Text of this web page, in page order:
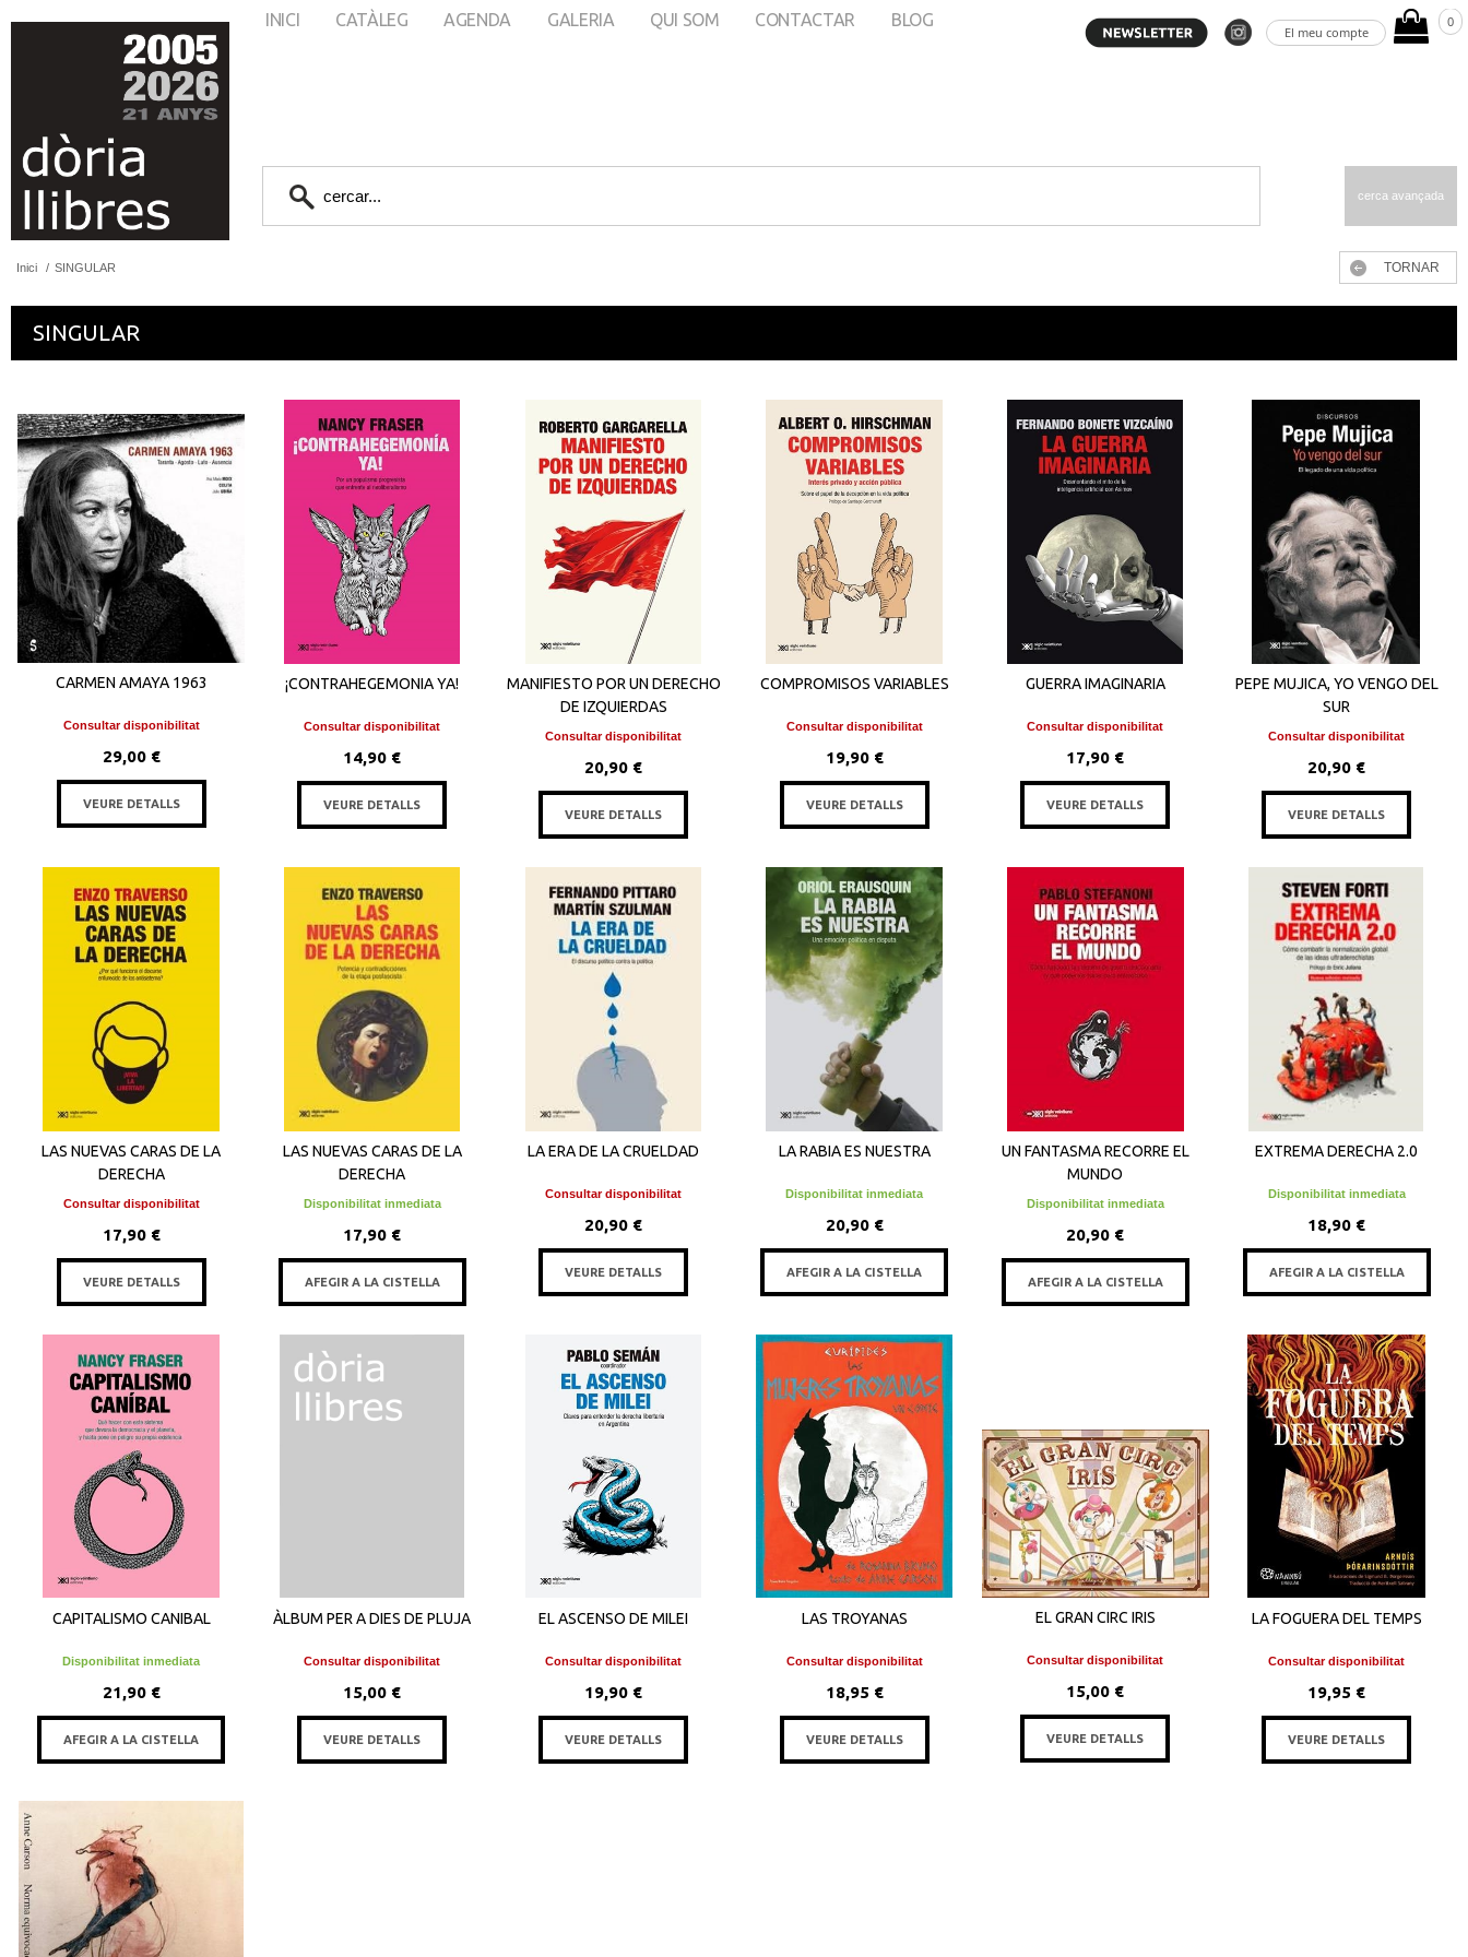
El meu compte
0
INICI CATÀLEG AGENDA GALERIA QUI SOM CONTACTAR BLOG
cerca avançada
Inici / SINGULAR TORNAR
SINGULAR
CARMEN AMAYA 1963
Consultar disponibilitat
29,00 €
VEURE DETALLS
¡CONTRAHEGEMONIA YA!
Consultar disponibilitat
14,90 €
VEURE DETALLS
MANIFIESTO POR UN DERECHO
DE IZQUIERDAS
Consultar disponibilitat
20,90 €
VEURE DETALLS
COMPROMISOS VARIABLES
Consultar disponibilitat
19,90 €
VEURE DETALLS
GUERRA IMAGINARIA
Consultar disponibilitat
17,90 €
VEURE DETALLS
PEPE MUJICA, YO VENGO DEL
SUR
Consultar disponibilitat
20,90 €
VEURE DETALLS
LAS NUEVAS CARAS DE LA
DERECHA
Consultar disponibilitat
17,90 €
VEURE DETALLS
LAS NUEVAS CARAS DE LA
DERECHA
Disponibilitat inmediata
17,90 €
AFEGIR A LA CISTELLA
LA ERA DE LA CRUELDAD
Consultar disponibilitat
20,90 €
VEURE DETALLS
LA RABIA ES NUESTRA
Disponibilitat inmediata
20,90 €
AFEGIR A LA CISTELLA
UN FANTASMA RECORRE EL
MUNDO
Disponibilitat inmediata
20,90 €
AFEGIR A LA CISTELLA
EXTREMA DERECHA 2.0
Disponibilitat inmediata
18,90 €
AFEGIR A LA CISTELLA
CAPITALISMO CANIBAL
Disponibilitat inmediata
21,90 €
AFEGIR A LA CISTELLA
ÀLBUM PER A DIES DE PLUJA
Consultar disponibilitat
15,00 €
VEURE DETALLS
EL ASCENSO DE MILEI
Consultar disponibilitat
19,90 €
VEURE DETALLS
LAS TROYANAS
Consultar disponibilitat
18,95 €
VEURE DETALLS
EL GRAN CIRC IRIS
Consultar disponibilitat
15,00 €
VEURE DETALLS
LA FOGUERA DEL TEMPS
Consultar disponibilitat
19,95 €
VEURE DETALLS